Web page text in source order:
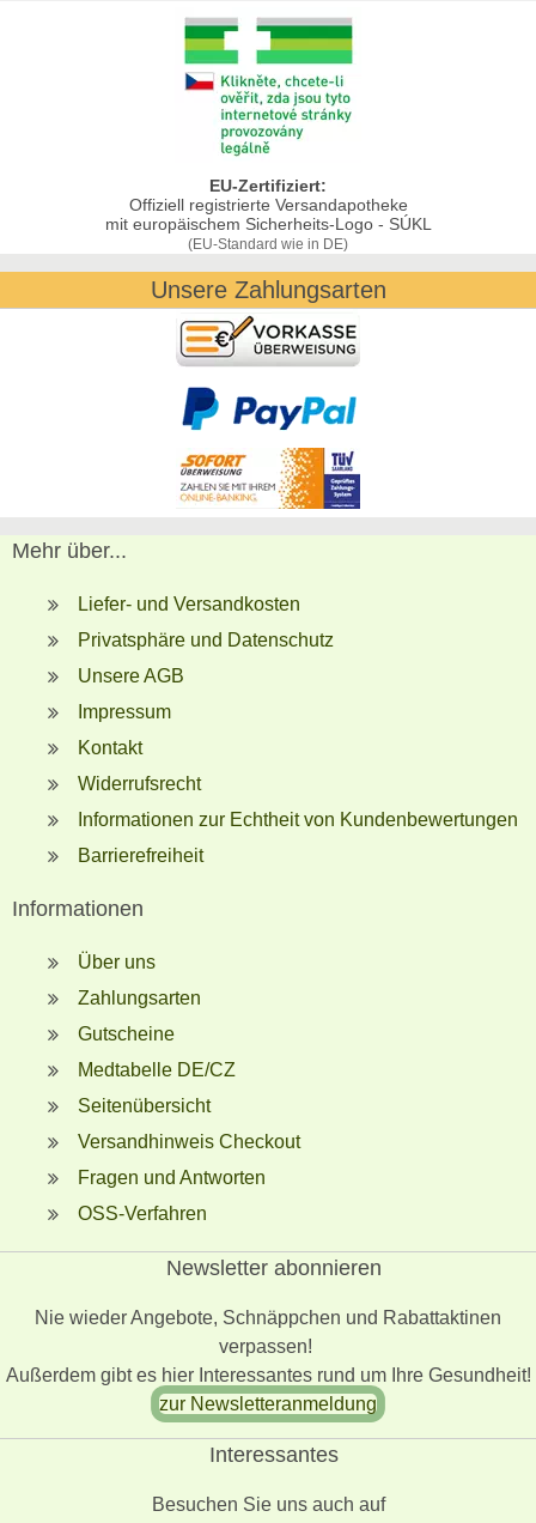
EU-Zertifiziert:
Offiziell registrierte Versandapotheke
mit europäischem Sicherheits-Logo - SÚKL
(EU-Standard wie in DE)
Unsere Zahlungsarten
Mehr über...
Liefer- und Versandkosten
Privatsphäre und Datenschutz
Unsere AGB
Impressum
Kontakt
Widerrufsrecht
Informationen zur Echtheit von Kundenbewertungen
Barrierefreiheit
Informationen
Über uns
Zahlungsarten
Gutscheine
Medtabelle DE/CZ
Seitenübersicht
Versandhinweis Checkout
Fragen und Antworten
OSS-Verfahren
Newsletter abonnieren
Nie wieder Angebote, Schnäppchen und Rabattaktinen
verpassen!
Außerdem gibt es hier Interessantes rund um Ihre Gesundheit!
zur Newsletteranmeldung
Interessantes
Besuchen Sie uns auch auf